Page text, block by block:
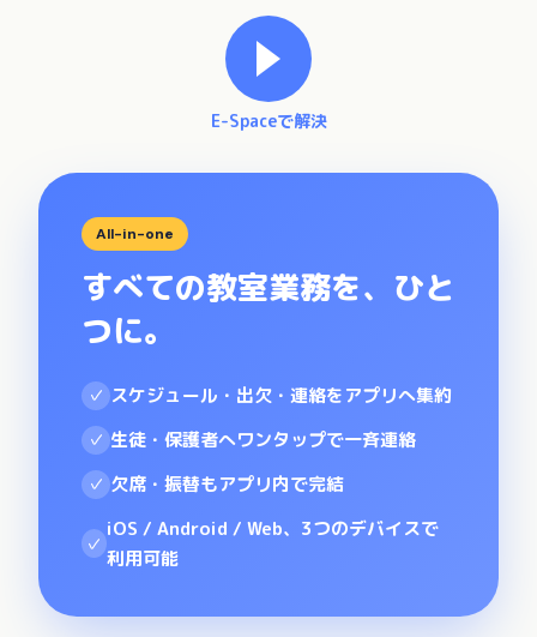
E-Spaceで解決
All-in-one
すべての教室業務を、ひと
つに。
✓ スケジュール・出欠・連絡をアプリへ集約
✓ 生徒・保護者へワンタップで一斉連絡
✓ 欠席・振替もアプリ内で完結
✓
iOS / Android / Web、3つのデバイスで
利用可能